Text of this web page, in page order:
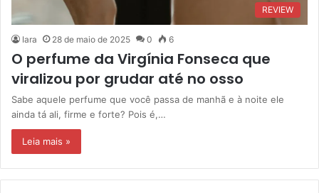
REVIEW
Iara 28 de maio de 2025 0 6
O perfume da Virgínia Fonseca que
viralizou por grudar até no osso
Sabe aquele perfume que você passa de manhã e à noite ele
ainda tá ali, firme e forte? Pois é,…
Leia mais »